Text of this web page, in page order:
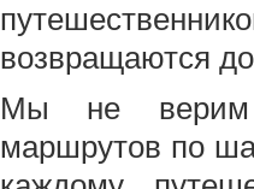
возвращаются
Мы не верим
маршрутов по